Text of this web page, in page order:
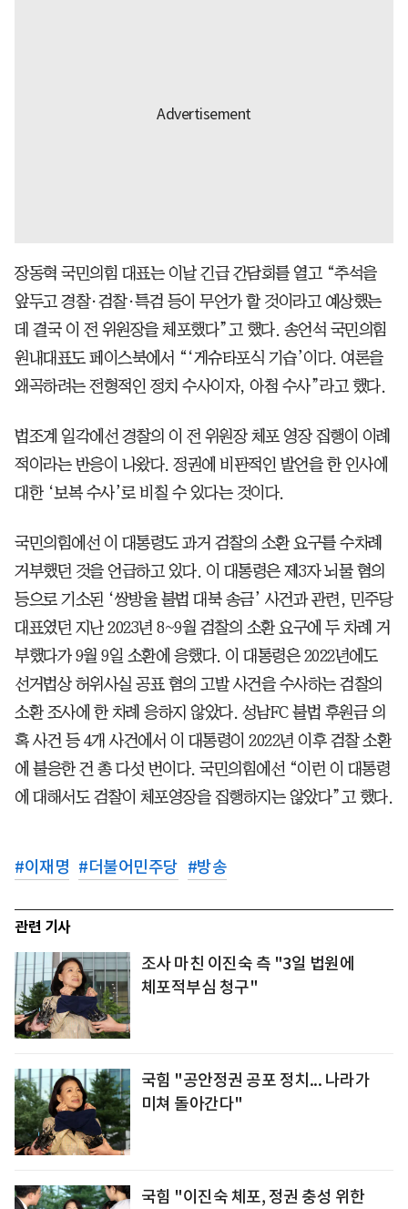
장동혁 국민의힘 대표는 이날 긴급 간담회를 열고 “추석을
앞두고 경찰·검찰·특검 등이 무언가 할 것이라고 예상했는
데 결국 이 전 위원장을 체포했다”고 했다. 송언석 국민의힘
원내대표도 페이스북에서 “‘게슈타포식 기습’이다. 여론을
왜곡하려는 전형적인 정치 수사이자, 아첨 수사”라고 했다.
법조계 일각에선 경찰의 이 전 위원장 체포 영장 집행이 이례
적이라는 반응이 나왔다. 정권에 비판적인 발언을 한 인사에
대한 ‘보복 수사’로 비칠 수 있다는 것이다.
국민의힘에선 이 대통령도 과거 검찰의 소환 요구를 수차례
거부했던 것을 언급하고 있다. 이 대통령은 제3자 뇌물 혐의
등으로 기소된 ‘쌍방울 불법 대북 송금’ 사건과 관련, 민주당
대표였던 지난 2023년 8~9월 검찰의 소환 요구에 두 차례 거
부했다가 9월 9일 소환에 응했다. 이 대통령은 2022년에도
선거법상 허위사실 공표 혐의 고발 사건을 수사하는 검찰의
소환 조사에 한 차례 응하지 않았다. 성남FC 불법 후원금 의
혹 사건 등 4개 사건에서 이 대통령이 2022년 이후 검찰 소환
에 불응한 건 총 다섯 번이다. 국민의힘에선 “이런 이 대통령
에 대해서도 검찰이 체포영장을 집행하지는 않았다”고 했다.
#이재명 #더불어민주당 #방송
관련 기사
조사 마친 이진숙 측 "3일 법원에
체포적부심 청구"
국힘 "공안정권 공포 정치... 나라가
미쳐 돌아간다"
국힘 "이진숙 체포, 정권 충성 위한